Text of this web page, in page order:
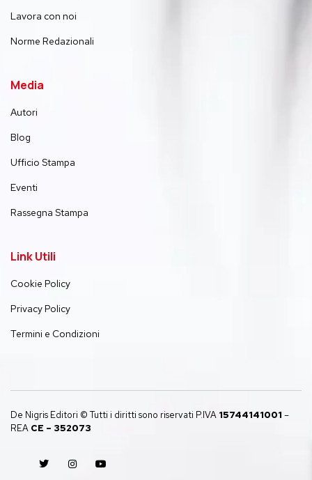
Lavora con noi
Norme Redazionali
Media
Autori
Blog
Ufficio Stampa
Eventi
Rassegna Stampa
Link Utili
Cookie Policy
Privacy Policy
Termini e Condizioni
De Nigris Editori © Tutti i diritti sono riservati P.IVA 15744141001 –
REA CE – 352073